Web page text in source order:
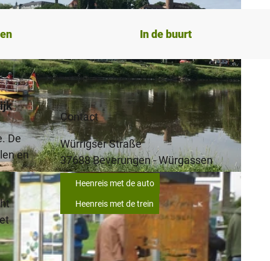
CC-BY-SA
In de buurt
De
en
Contact
Würrigser Straße
37688Beverungen- Würgassen
Heenreis met de auto
Heenreis met de trein